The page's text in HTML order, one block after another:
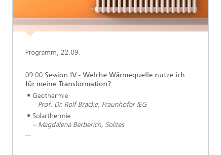
Programm, 22.09.
09.00 Session IV - Welche Wärmequelle nutze ich
für meine Transformation?
Geothermie
– Prof. Dr. Rolf Bracke, Fraunhofer IEG
Solarthermie
– Magdalena Berberich, Solites
...